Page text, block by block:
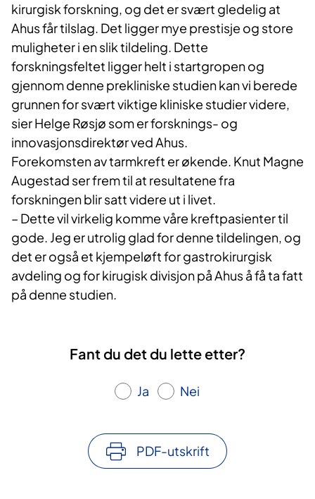
kirurgisk forskning, og det er svært gledelig at
Ahus får tilslag. Det ligger mye prestisje og store
muligheter i en slik tildeling. Dette
forskningsfeltet ligger helt i startgropen og
gjennom denne prekliniske studien kan vi berede
grunnen for svært viktige kliniske studier videre,
sier Helge Røsjø som er forsknings- og
innovasjonsdirektør ved Ahus.
Forekomsten av tarmkreft er økende. Knut Magne
Augestad ser frem til at resultatene fra
forskningen blir satt videre ut i livet.
– Dette vil virkelig komme våre kreftpasienter til
gode. Jeg er utrolig glad for denne tildelingen, og
det er også et kjempeløft for gastrokirurgisk
avdeling og for kirugisk divisjon på Ahus å få ta fatt
på denne studien.
Fant du det du lette etter?
Ja Nei
PDF-utskrift